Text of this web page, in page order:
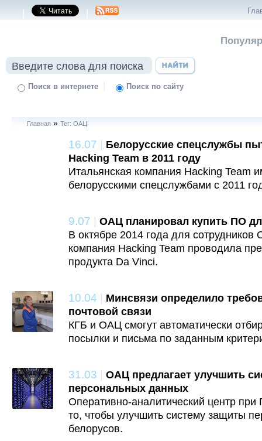
| |
Поиск в интернете | Поиск по сайту
Главная » Тег: ОАЦ
16.07 | Белорусские спецслужбы
Hacking Team в 2011 году
Итальянская компания Hacking Team
белорусскими спецслужбами с 2011
9.07 | ОАЦ планировал купить ПО
В октябре 2014 года для сотрудников
компания Hacking Team проводила
продукта Da Vinci.
10.04 | Минсвязи определило
почтовой связи
КГБ и ОАЦ смогут автоматически
посылки и письма по заданным
31.03 | ОАЦ предлагает улучшить
персональных данных
Оперативно-аналитический центр при
то, чтобы улучшить систему защиты
белорусов.